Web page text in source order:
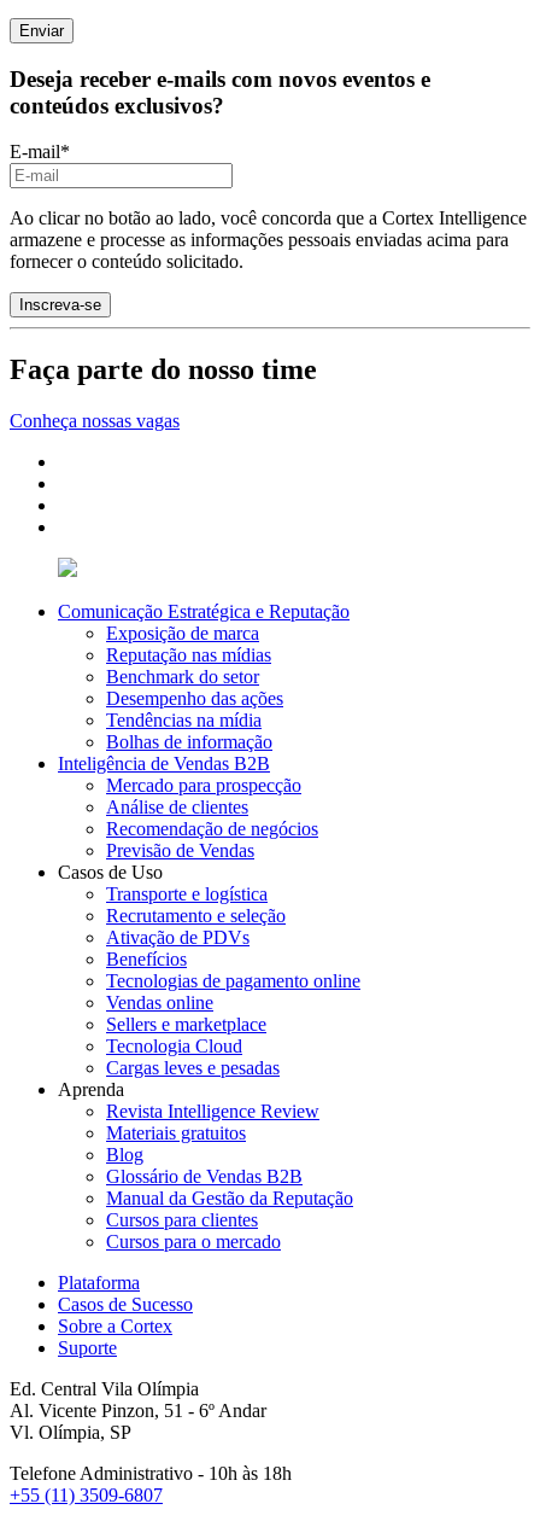
Deseja receber e-mails com novos eventos e
conteúdos exclusivos?
E-mail*
Ao clicar no botão ao lado, você concorda que a Cortex Intelligence
armazene e processe as informações pessoais enviadas acima para
fornecer o conteúdo solicitado.
Faça parte do nosso time
Conheça nossas vagas
Comunicação Estratégica e Reputação
Exposição de marca
Reputação nas mídias
Benchmark do setor
Desempenho das ações
Tendências na mídia
Bolhas de informação
Inteligência de Vendas B2B
Mercado para prospecção
Análise de clientes
Recomendação de negócios
Previsão de Vendas
Casos de Uso
Transporte e logística
Recrutamento e seleção
Ativação de PDVs
Benefícios
Tecnologias de pagamento online
Vendas online
Sellers e marketplace
Tecnologia Cloud
Cargas leves e pesadas
Aprenda
Revista Intelligence Review
Materiais gratuitos
Blog
Glossário de Vendas B2B
Manual da Gestão da Reputação
Cursos para clientes
Cursos para o mercado
Plataforma
Casos de Sucesso
Sobre a Cortex
Suporte
Ed. Central Vila Olímpia
Al. Vicente Pinzon, 51 - 6º Andar
Vl. Olímpia, SP
Telefone Administrativo - 10h às 18h
+55 (11) 3509-6807